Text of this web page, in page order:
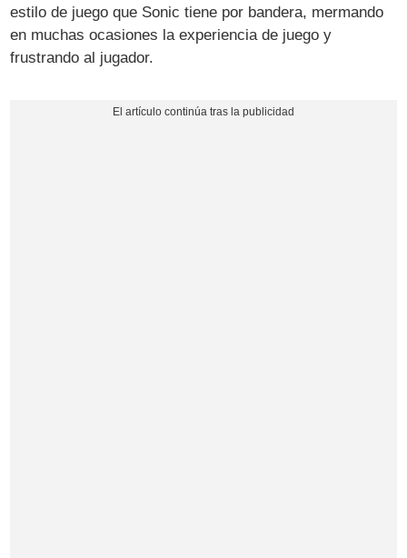
estilo de juego que Sonic tiene por bandera, mermando
en muchas ocasiones la experiencia de juego y
frustrando al jugador.